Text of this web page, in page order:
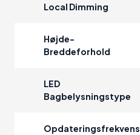
Local Dimming
Højde-
Breddeforhold
LED
Bagbelysningstype
Opdateringsfrekvens